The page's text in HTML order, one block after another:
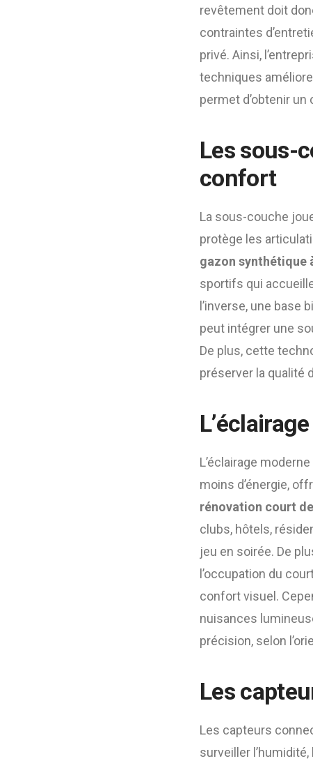
revêtement doit
contraintes
privé. Ainsi,
techniques
permet d’obtenir un
Les sous-
confort
La sous-couche
protège les
gazon synthétique
sportifs qui
l’inverse, une base
peut intégrer une
De plus, cette
préserver la qualité
L’éclairage
moins d’énergie,
rénovation court
clubs, hôtels,
jeu en soirée. De
l’occupation du
confort visuel.
nuisances
précision, selon
Les
Les capteurs
surveiller